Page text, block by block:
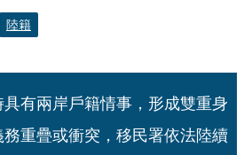
陸籍
有兩岸戶籍情事，形成雙重身
重疊或衝突，移民署依法陸續